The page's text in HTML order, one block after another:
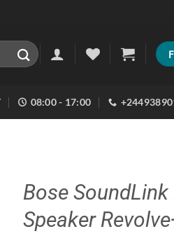
08:00 - 17:00
Bose
Speaker